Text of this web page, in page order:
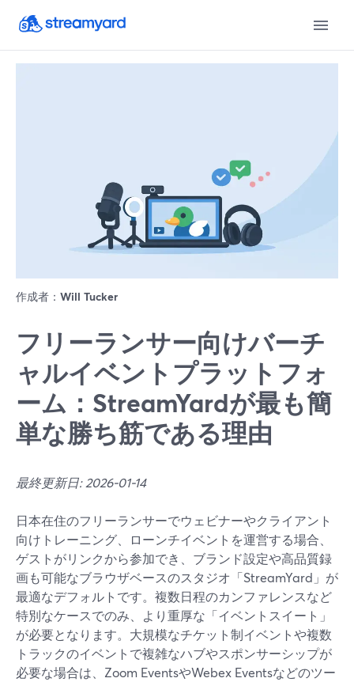
作成者： Will Tucker
フリーランサー向けバーチ
ャルイベントプラットフォ
ーム：StreamYardが最も簡
単な勝ち筋である理由
最終更新日: 2026-01-14
日本在住のフリーランサーでウェビナーやクライアント
向けトレーニング、ローンチイベントを運営する場合、
ゲストがリンクから参加でき、ブランド設定や高品質録
画も可能なブラウザベースのスタジオ「StreamYard」が
最適なデフォルトです。複数日程のカンファレンスなど
特別なケースでのみ、より重厚な「イベントスイート」
が必要となります。大規模なチケット制イベントや複数
トラックのイベントで複雑なハブやスポンサーシップが
必要な場合は、Zoom EventsやWebex Eventsなどのツー